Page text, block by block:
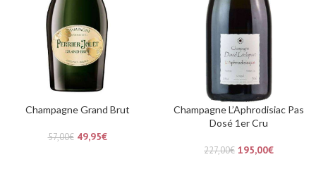
Champagne Grand Brut
57,00€ 49,95€
Champagne L’Aphrodisiac Pas
Dosé 1er Cru
227,00€ 195,00€